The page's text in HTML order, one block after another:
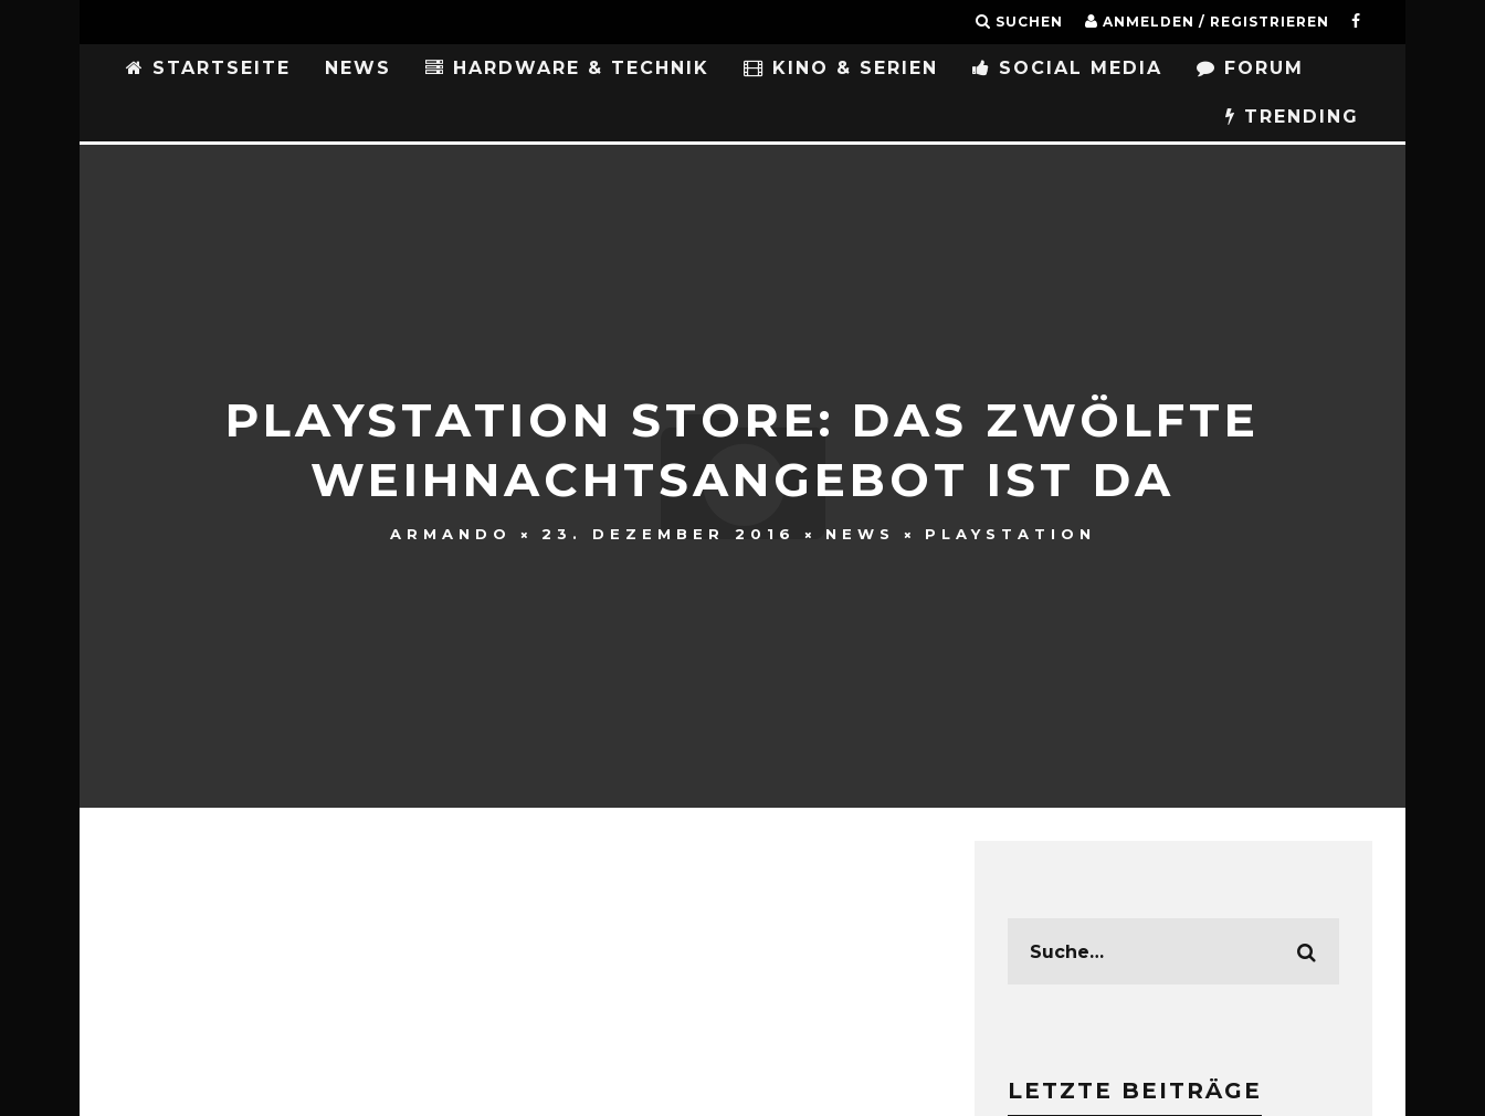
SUCHEN ANMELDEN / REGISTRIEREN
STARTSEITE NEWS HARDWARE & TECHNIK KINO & SERIEN SOCIAL MEDIA FORUM
TRENDING
PLAYSTATION STORE: DAS ZWÖLFTE
WEIHNACHTSANGEBOT IST DA
ARMANDO 23. DEZEMBER 2016 NEWS PLAYSTATION
LETZTE BEITRÄGE